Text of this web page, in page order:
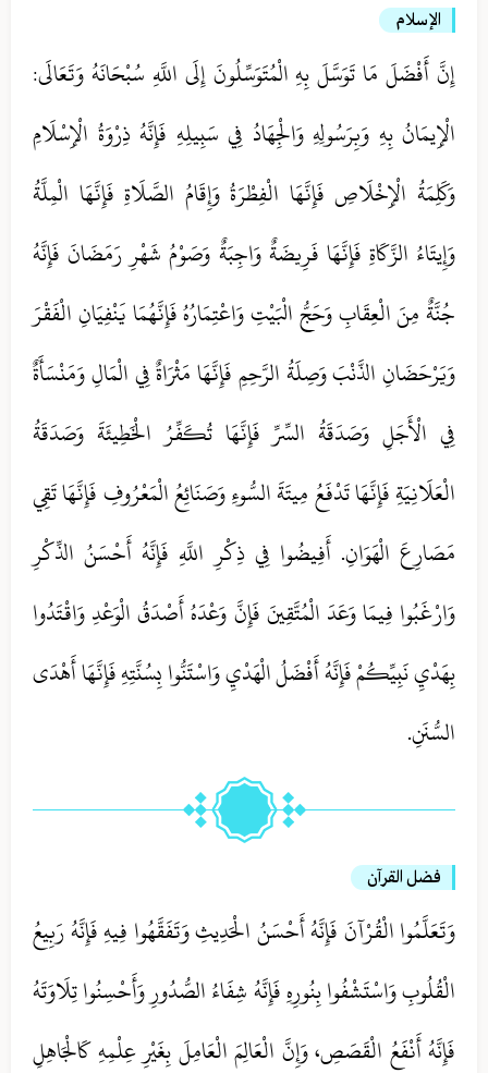
الإسلام
إِنَّ أَفْضَلَ مَا تَوَسَّلَ بِهِ الْمُتَوَسِّلُونَ إِلَى اللَّهِ سُبْحَانَهُ وَتَعَالَى:
الْإِيمَانُ بِهِ وَبِرَسُولِهِ وَالْجِهَادُ فِي سَبِيلِهِ فَإِنَّهُ ذِرْوَةُ الْإِسْلَامِ
وَكَلِمَةُ الْإِخْلَاصِ فَإِنَّهَا الْفِطْرَةُ وَإِقَامُ الصَّلَاةِ فَإِنَّهَا الْمِلَّةُ
وَإِيتَاءُ الزَّكَاةِ فَإِنَّهَا فَرِيضَةٌ وَاجِبَةٌ وَصَوْمُ شَهْرِ رَمَضَانَ فَإِنَّهُ
جُنَّةٌ مِنَ الْعِقَابِ وَحَجُّ الْبَيْتِ وَاعْتِمَارُهُ فَإِنَّهُمَا يَنْفِيَانِ الْفَقْرَ
وَيَرْحَضَانِ الذَّنْبَ وَصِلَةُ الرَّحِمِ فَإِنَّهَا مَثْرَاةٌ فِي الْمَالِ وَمَنْسَأَةٌ
فِي الْأَجَلِ وَصَدَقَةُ السِّرِّ فَإِنَّهَا تُكَفِّرُ الْخَطِيئَةَ وَصَدَقَةُ
الْعَلَانِيَةِ فَإِنَّهَا تَدْفَعُ مِيتَةَ السُّوءِ وَصَنَائِعُ الْمَعْرُوفِ فَإِنَّهَا تَقِي
مَصَارِعَ الْهَوَانِ. أَفِيضُوا فِي ذِكْرِ اللَّهِ فَإِنَّهُ أَحْسَنُ الذِّكْرِ
وَارْغَبُوا فِيمَا وَعَدَ الْمُتَّقِينَ فَإِنَّ وَعْدَهُ أَصْدَقُ الْوَعْدِ وَاقْتَدُوا
بِهَدْيِ نَبِيِّكُمْ فَإِنَّهُ أَفْضَلُ الْهَدْيِ وَاسْتَنُّوا بِسُنَّتِهِ فَإِنَّهَا أَهْدَى
السُّنَنِ.
فضل القرآن
وَتَعَلَّمُوا الْقُرْآنَ فَإِنَّهُ أَحْسَنُ الْحَدِيثِ وَتَفَقَّهُوا فِيهِ فَإِنَّهُ رَبِيعُ
الْقُلُوبِ وَاسْتَشْفُوا بِنُورِهِ فَإِنَّهُ شِفَاءُ الصُّدُورِ وَأَحْسِنُوا تِلَاوَتَهُ
فَإِنَّهُ أَنْفَعُ الْقَصَصِ، وَإِنَّ الْعَالِمَ الْعَامِلَ بِغَيْرِ عِلْمِهِ كَالْجَاهِلِ